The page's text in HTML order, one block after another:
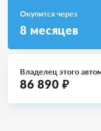
Окупится через
8 месяцев
Владелец этого
86 890 ₽